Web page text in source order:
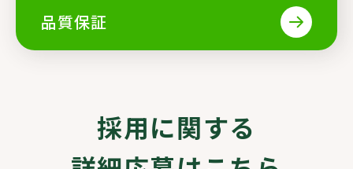
品質保証
採用に関する